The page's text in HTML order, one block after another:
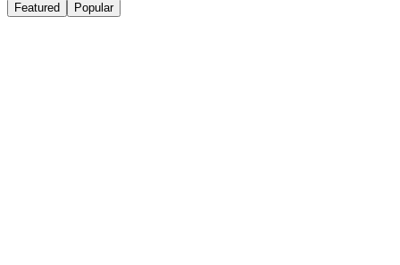
Featured Popular